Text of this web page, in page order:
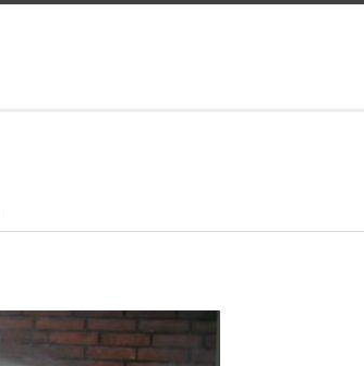
КАК С НАМИ СВЯЗАТЬСЯ